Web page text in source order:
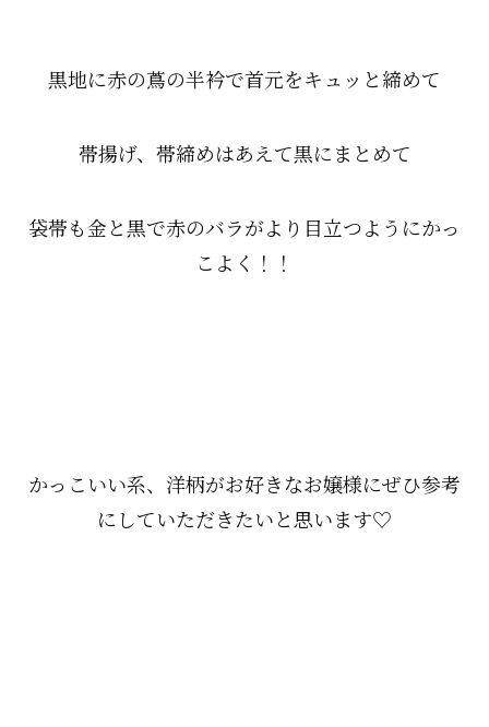
黒地に赤の蔦の半衿で首元をキュッと締めて
帯揚げ、帯締めはあえて黒にまとめて
袋帯も金と黒で赤のバラがより目立つようにかっ
こよく！！
かっこいい系、洋柄がお好きなお嬢様にぜひ参考
にしていただきたいと思います♡